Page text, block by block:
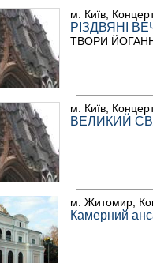
м. Київ,
РІЗДВЯНІ
ТВОРИ
м. Київ,
ВЕЛИКИЙ
м. Житомир,
Камерний